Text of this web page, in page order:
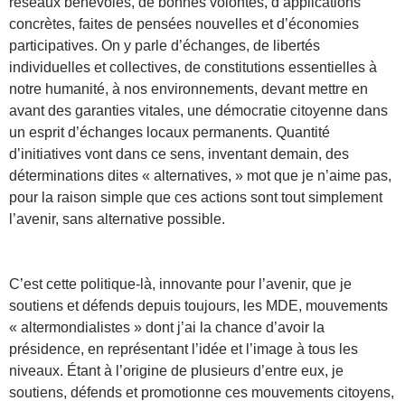
concrètes, faites de pensées nouvelles et d’économies
participatives. On y parle d’échanges, de libertés
individuelles et collectives, de constitutions essentielles à
notre humanité, à nos environnements, devant mettre en
avant des garanties vitales, une démocratie citoyenne dans
un esprit d’échanges locaux permanents. Quantité
d’initiatives vont dans ce sens, inventant demain, des
déterminations dites « alternatives, » mot que je n’aime pas,
pour la raison simple que ces actions sont tout simplement
l’avenir, sans alternative possible.
C’est cette politique-là, innovante pour l’avenir, que je
soutiens et défends depuis toujours, les MDE, mouvements
« altermondialistes » dont j’ai la chance d’avoir la
présidence, en représentant l’idée et l’image à tous les
niveaux. Étant à l’origine de plusieurs d’entre eux, je
soutiens, défends et promotionne ces mouvements citoyens,